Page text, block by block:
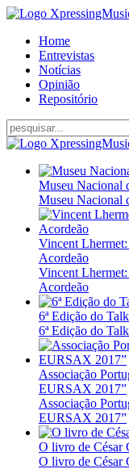
Home
Entrevistas
Notícias
Opinião
Repositório
Museu Nacional
Museu Nacional
Vincent Lhermet:
Acordeão
Vincent Lhermet:
Acordeão
6ª Edição do
6ª Edição do
Associação
EURSAX 2017”
Associação
EURSAX 2017”
O livro de César
O livro de César